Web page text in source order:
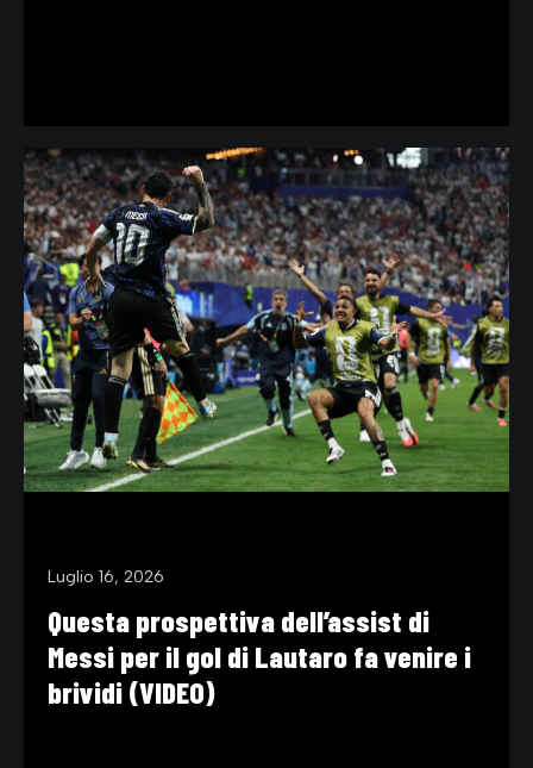
VIDEO
Luglio 16, 2026
Questa prospettiva dell’assist di
Messi per il gol di Lautaro fa venire i
brividi (VIDEO)